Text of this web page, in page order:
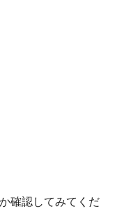
確認してみてくだ